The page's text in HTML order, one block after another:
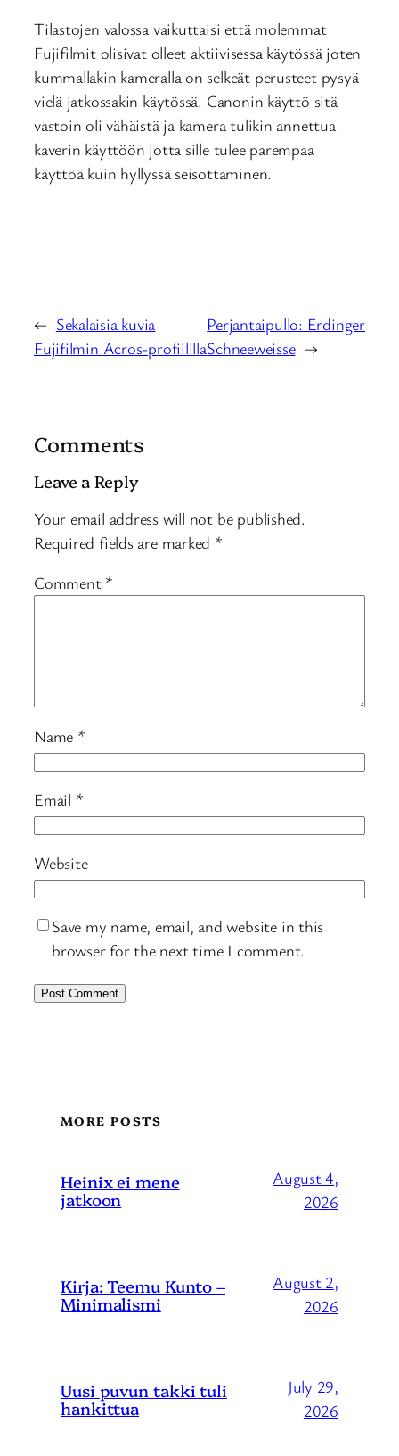
Tilastojen valossa vaikuttaisi että molemmat
Fujifilmit olisivat olleet aktiivisessa käytössä joten
kummallakin kameralla on selkeät perusteet pysyä
vielä jatkossakin käytössä. Canonin käyttö sitä
vastoin oli vähäistä ja kamera tulikin annettua
kaverin käyttöön jotta sille tulee parempaa
käyttöä kuin hyllyssä seisottaminen.
← Sekalaisia kuvia
Fujifilmin Acros-profiililla
Perjantaipullo: Erdinger
Schneeweisse →
Comments
Leave a Reply
Your email address will not be published.
Required fields are marked *
Comment *
Name *
Email *
Website
Save my name, email, and website in this
browser for the next time I comment.
MORE POSTS
Heinix ei mene
jatkoon
August 4,
2026
Kirja: Teemu Kunto –
Minimalismi
August 2,
2026
Uusi puvun takki tuli
hankittua
July 29,
2026